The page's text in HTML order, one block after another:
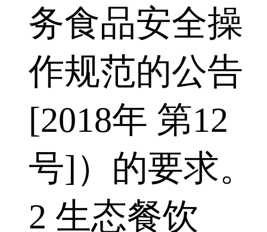
务食品安全操
作规范的公告
[2018年 第12
号]）的要求。
2 生态餐饮